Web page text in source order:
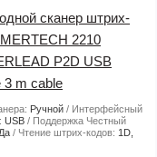
сканер штрих-
2210
P2D USB
3 m cable
Ручной
Интерфейсный
USB
Поддержка Честный
Да Чтение штрих-кодов: 1D,